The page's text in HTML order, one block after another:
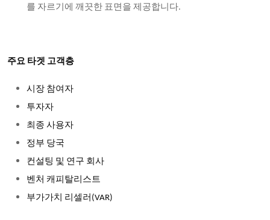
를 자르기에 깨끗한 표면을 제공합니다.
주요 타겟 고객층
시장 참여자
투자자
최종 사용자
정부 당국
컨설팅 및 연구 회사
벤처 캐피탈리스트
부가가치 리셀러(VAR)